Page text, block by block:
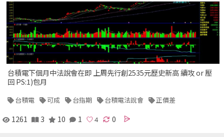
台積電下個月中法說會在即 上周先行創2535元歷史新高 續攻 or 壓
回 PS:1)包月
台積電 可成 台指期 台積電法說會 正價差
1261 3 10 1 0